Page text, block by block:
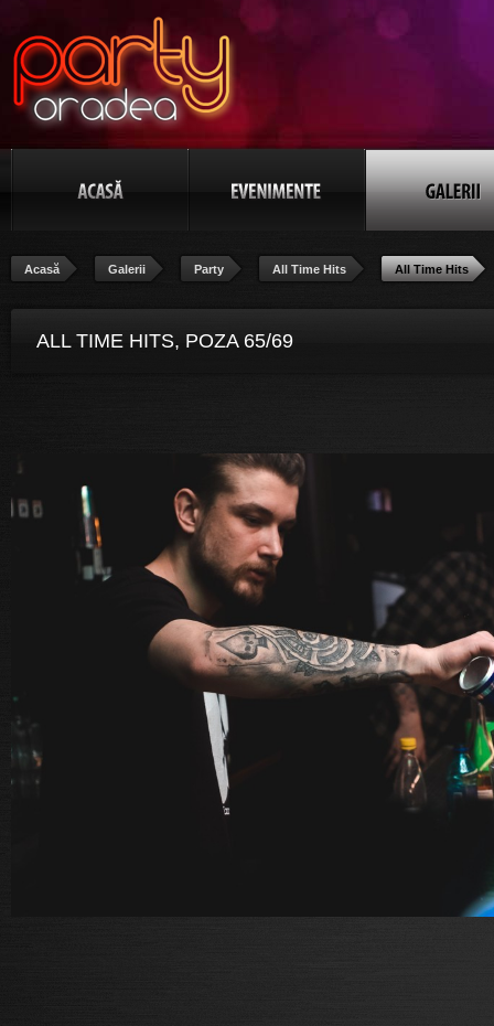
Acasă Galerii Party All Time Hits All Time Hits
ALL TIME HITS, POZA 65/69